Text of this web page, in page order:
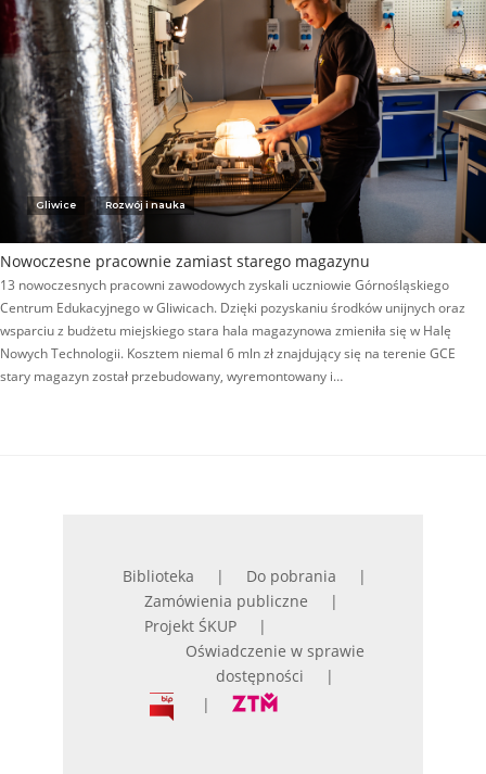
Gliwice Rozwój i nauka
Nowoczesne pracownie zamiast starego magazynu
13 nowoczesnych pracowni zawodowych zyskali uczniowie Górnośląskiego
Centrum Edukacyjnego w Gliwicach. Dzięki pozyskaniu środków unijnych oraz
wsparciu z budżetu miejskiego stara hala magazynowa zmieniła się w Halę
Nowych Technologii. Kosztem niemal 6 mln zł znajdujący się na terenie GCE
stary magazyn został przebudowany, wyremontowany i…
Biblioteka
Do pobrania
Zamówienia publiczne
Projekt ŚKUP
Oświadczenie w sprawie
dostępności